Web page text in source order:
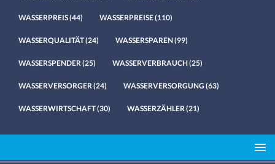
WASSERPREIS(44) WASSERPREISE(110)
WASSERQUALITÄT(24) WASSERSPAREN(99)
WASSERSPENDER (25) WASSERVERBRAUCH(25)
WASSERVERSORGER (24) WASSERVERSORGUNG (63)
WASSERWIRTSCHAFT(30) WASSERZÄHLER (21)